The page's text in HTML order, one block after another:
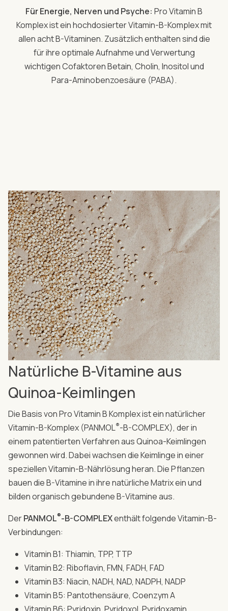
Für Energie, Nerven und Psyche: Pro Vitamin B
Komplex ist ein hochdosierter Vitamin-B-Komplex mit
allen acht B-Vitaminen. Zusätzlich enthalten sind die
für ihre optimale Aufnahme und Verwertung
wichtigen Cofaktoren Betain, Cholin, Inositol und
Para-Aminobenzoesäure (PABA).
Natürliche B-Vitamine aus
Quinoa-Keimlingen
Die Basis von Pro Vitamin B Komplex ist ein natürlicher
Vitamin-B-Komplex (PANMOL®-B-COMPLEX), der in
einem patentierten Verfahren aus Quinoa-Keimlingen
gewonnen wird. Dabei wachsen die Keimlinge in einer
speziellen Vitamin-B-Nährlösung heran. Die Pflanzen
bauen die B-Vitamine in ihre natürliche Matrix ein und
bilden organisch gebundene B-Vitamine aus.
DerPANMOL®-B-COMPLEXenthält folgende Vitamin-B-
Verbindungen:
Vitamin B1: Thiamin, TPP, TTP
Vitamin B2: Riboflavin, FMN, FADH, FAD
Vitamin B3: Niacin, NADH, NAD, NADPH, NADP
Vitamin B5: Pantothensäure, Coenzym A